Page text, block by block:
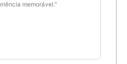
memorável."